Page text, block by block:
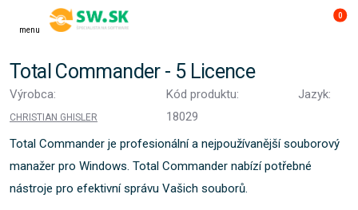
menu
0
Total Commander - 5 Licence
Výrobca:
CHRISTIAN GHISLER
Kód produktu:
18029
Jazyk:
Total Commander je profesionální a nejpoužívanější souborový
manažer pro Windows. Total Commander nabízí potřebné
nástroje pro efektivní správu Vašich souborů.